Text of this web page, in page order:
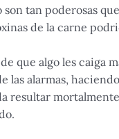
tan poderosas
de la carne
que algo les caiga
las alarmas,
resultar